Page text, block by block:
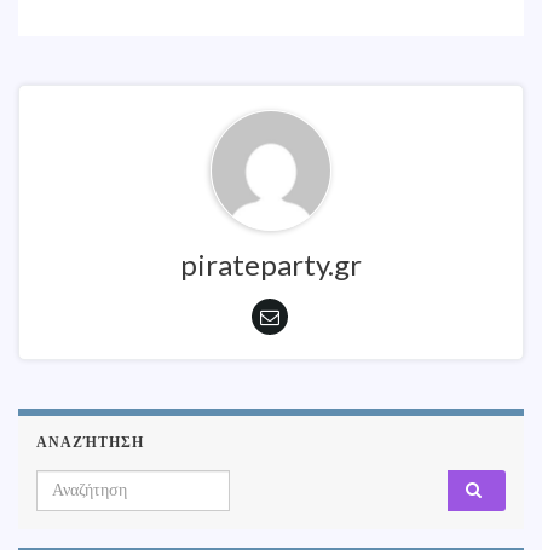
pirateparty.gr
ΑΝΑΖΉΤΗΣΗ
Search for: